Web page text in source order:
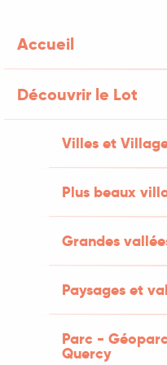
Accueil
Découvrir le Lot
Villes et
Plus beaux
Grandes
Paysages et
Parc -
Quercy
Bokor et la fresque
Visite Miklos
VISITE GUIDÉE
ARTS